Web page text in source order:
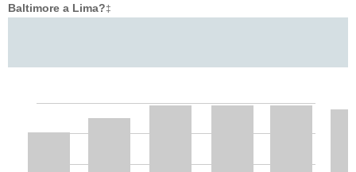
Baltimore a Lima?‡